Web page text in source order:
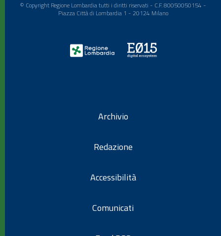
© Copyright Regione Lombardia tutti i diritti riservati - C.F. 80050050154 -
Piazza Città di Lombardia 1 - 20124 Milano
Archivio
Redazione
Accessibilità
Comunicati